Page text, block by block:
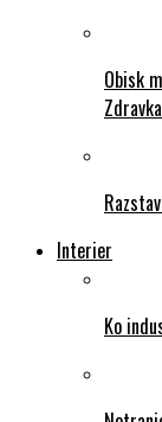
Obisk
Interier
Ko